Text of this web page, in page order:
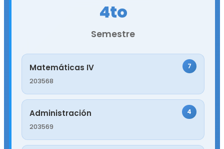
4to
Semestre
Matemáticas IV
203568
7
Administración
203569
4